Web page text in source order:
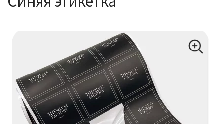
Визитки
Дипломы / Сертификаты
Презентации